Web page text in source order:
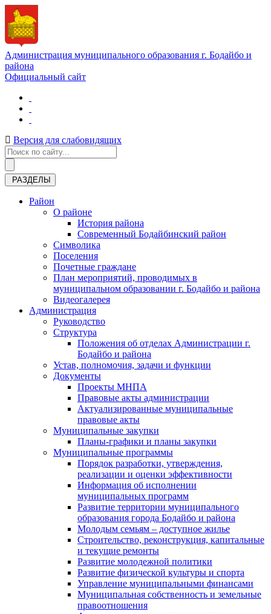
Администрация муниципального образования г. Бодайбо и
района
Официальный сайт
Версия для слабовидящих
РАЗДЕЛЫ
Район
О районе
История района
Современный Бодайбинский район
Символика
Поселения
Почетные граждане
План мероприятий, проводимых в
муниципальном образовании г. Бодайбо и района
Видеогалерея
Администрация
Руководство
Структура
Положения об отделах Администрации г.
Бодайбо и района
Устав, полномочия, задачи и функции
Документы
Проекты МНПА
Правовые акты администрации
Актуализированные муниципальные
правовые акты
Муниципальные закупки
Планы-графики и планы закупки
Муниципальные программы
Порядок разработки, утверждения,
реализации и оценки эффективности
Информация об исполнении
муниципальных программ
Развитие территории муниципального
образования города Бодайбо и района
Молодым семьям – доступное жилье
Строительство, реконструкция, капитальные
и текущие ремонты
Развитие молодежной политики
Развитие физической культуры и спорта
Управление муниципальными финансами
Муниципальная собственность и земельные
правоотношения